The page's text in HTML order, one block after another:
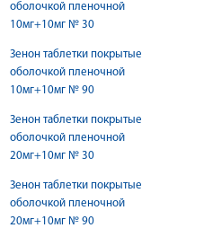
оболочкой пленочной
10мг+10мг № 30
Зенон таблетки покрытые
оболочкой пленочной
10мг+10мг № 90
Зенон таблетки покрытые
оболочкой пленочной
20мг+10мг № 30
Зенон таблетки покрытые
оболочкой пленочной
20мг+10мг № 90